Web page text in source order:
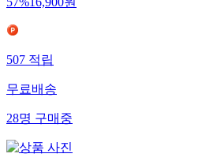
507 적립
무료배송
28명 구매중